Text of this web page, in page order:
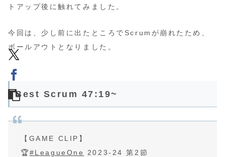
トアップ後に触れてみました。
今回は、少し前に出たところでScrumが崩れたため、
ボールアウトとなりました。
Best Scrum 47:19~
【GAME CLIP】
🏆#LeagueOne
2023-24 第2節